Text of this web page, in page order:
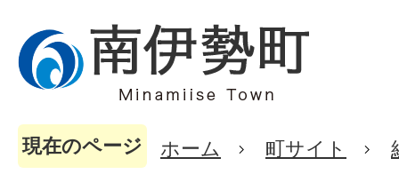
現在のページ ホーム 町サイト